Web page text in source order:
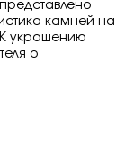
камней на
К украшению
о